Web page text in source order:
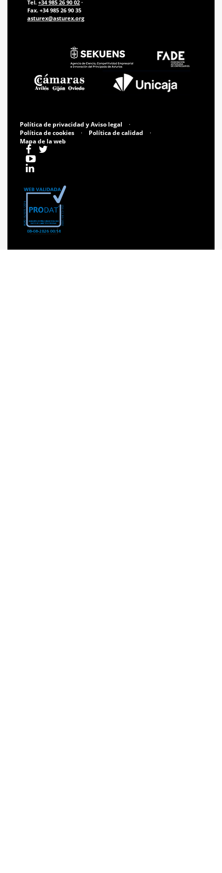
Tel. +34 985 26 90 02 ·
Fax. +34 985 26 90 35
asturex@asturex.org
Política de privacidad y Aviso legal
·
Política de cookies
· Política de calidad
·
Mapa de la web